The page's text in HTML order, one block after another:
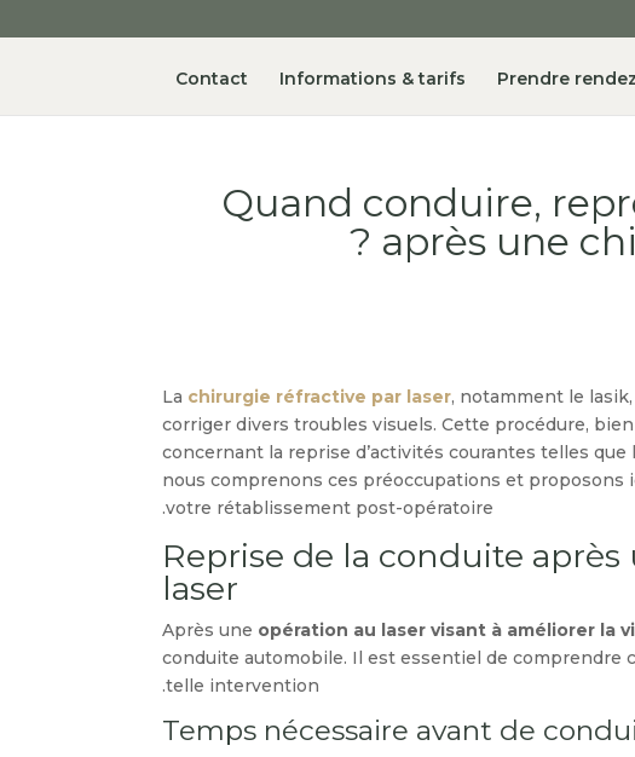
Prendre
Informations & tarifs
Contact
Quand conduire,
après une
La chirurgie réfractive par laser, notamment le
corriger divers troubles visuels. Cette procédure,
concernant la reprise d’activités courantes telles
nous comprenons ces préoccupations et
votre rétablissement post-opératoire.
Reprise de la conduite
laser
Après une opération au laser visant à améliorer la
conduite automobile. Il est essentiel de
telle intervention.
Temps nécessaire avant de